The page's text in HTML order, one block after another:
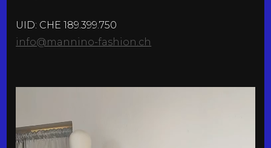
UID: CHE 189.399.750
info@mannino-fashion.ch